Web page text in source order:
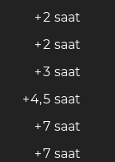
+2 saat
+2 saat
+3 saat
+4,5 saat
+7 saat
+7 saat